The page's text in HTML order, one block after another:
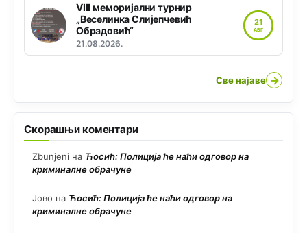
VIII меморијални турнир
„Веселинка Слијепчевић
Обрадовић“
21.08.2026.
21
АВГ
Све најаве →
Скорашњи коментари
Zbunjeni на Ћосић: Полиција ће наћи одговор на
криминалне обрачуне
Јово на Ћосић: Полиција ће наћи одговор на
криминалне обрачуне